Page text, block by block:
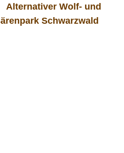
Alternativer Wolf- und
Schwarzwald